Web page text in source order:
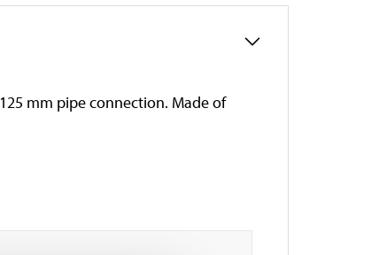
mm pipe connection. Made of